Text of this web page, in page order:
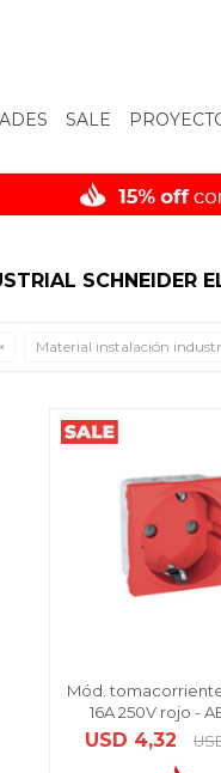
SALE
SCHNEIDER
Material instalación
Mód.
16A 250V rojo -
USD 4,32